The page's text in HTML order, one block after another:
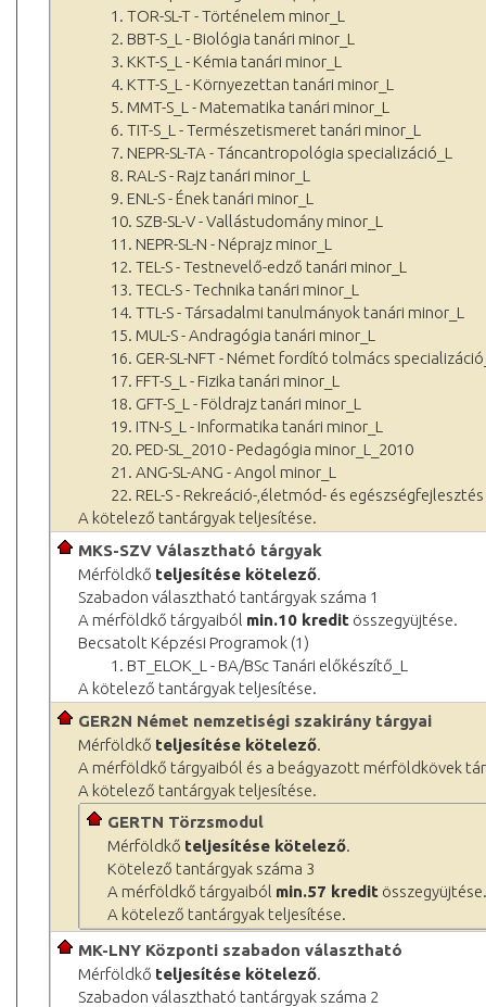
1. TOR-SL-T - Történelem minor_L
2. BBT-S_L - Biológia tanári minor_L
3. KKT-S_L - Kémia tanári minor_L
4. KTT-S_L - Környezettan tanári minor_L
5. MMT-S_L - Matematika tanári minor_L
6. TIT-S_L - Természetismeret tanári minor_L
7. NEPR-SL-TA - Táncantropológia specializáció_L
8. RAL-S - Rajz tanári minor_L
9. ENL-S - Ének tanári minor_L
10. SZB-SL-V - Vallástudomány minor_L
11. NEPR-SL-N - Néprajz minor_L
12. TEL-S - Testnevelő-edző tanári minor_L
13. TECL-S - Technika tanári minor_L
14. TTL-S - Társadalmi tanulmányok tanári minor_L
15. MUL-S - Andragógia tanári minor_L
16. GER-SL-NFT - Német fordító tolmács
17. FFT-S_L - Fizika tanári minor_L
18. GFT-S_L - Földrajz tanári minor_L
19. ITN-S_L - Informatika tanári minor_L
20. PED-SL_2010 - Pedagógia minor_L_2010
21. ANG-SL-ANG - Angol minor_L
22. REL-S - Rekreáció-,életmód- és
A kötelező tantárgyak teljesítése.
MKS-SZV Választható tárgyak
Mérföldkő teljesítése kötelező.
Szabadon választható tantárgyak száma 1
A mérföldkő tárgyaiból min.10 kredit összegyüjtése.
Becsatolt Képzési Programok (1)
1. BT_ELOK_L - BA/BSc Tanári előkészítő_L
A kötelező tantárgyak teljesítése.
GER2N Német nemzetiségi szakirány tárgyai
Mérföldkő teljesítése kötelező.
A mérföldkő tárgyaiból és a beágyazott mérföldkövek
A kötelező tantárgyak teljesítése.
GERTN Törzsmodul
Mérföldkő teljesítése kötelező.
Kötelező tantárgyak száma 3
A mérföldkő tárgyaiból min.57 kredit összegyüjtése.
A kötelező tantárgyak teljesítése.
MK-LNY Központi szabadon választható
Mérföldkő teljesítése kötelező.
Szabadon választható tantárgyak száma 2